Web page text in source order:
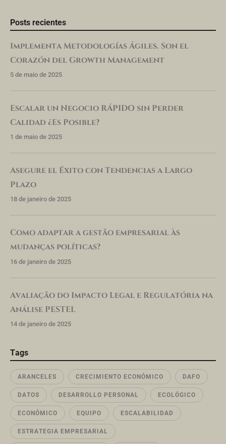
Posts recientes
Implementa Metodologías Ágiles. Son el
Corazón del Growth Management
5 de maio de 2025
Escalar un Negocio RÁPIDO sin Perder
Calidad ¿Es Posible?
1 de maio de 2025
Asegure el Éxito con Tendencias a Largo
Plazo
18 de janeiro de 2025
Como adaptar a gestão empresarial às
mudanças políticas?
16 de janeiro de 2025
Avaliação do Impacto Legal e Regulatória na
Análise PESTEL
14 de janeiro de 2025
Tags
ARANCELES CRECIMIENTO ECONÓMICO DAFO
DATOS DESARROLLO PERSONAL ECOLÓGICO
ECONÓMICO EQUIPO ESCALABILIDAD
ESTRATEGIA EMPRESARIAL